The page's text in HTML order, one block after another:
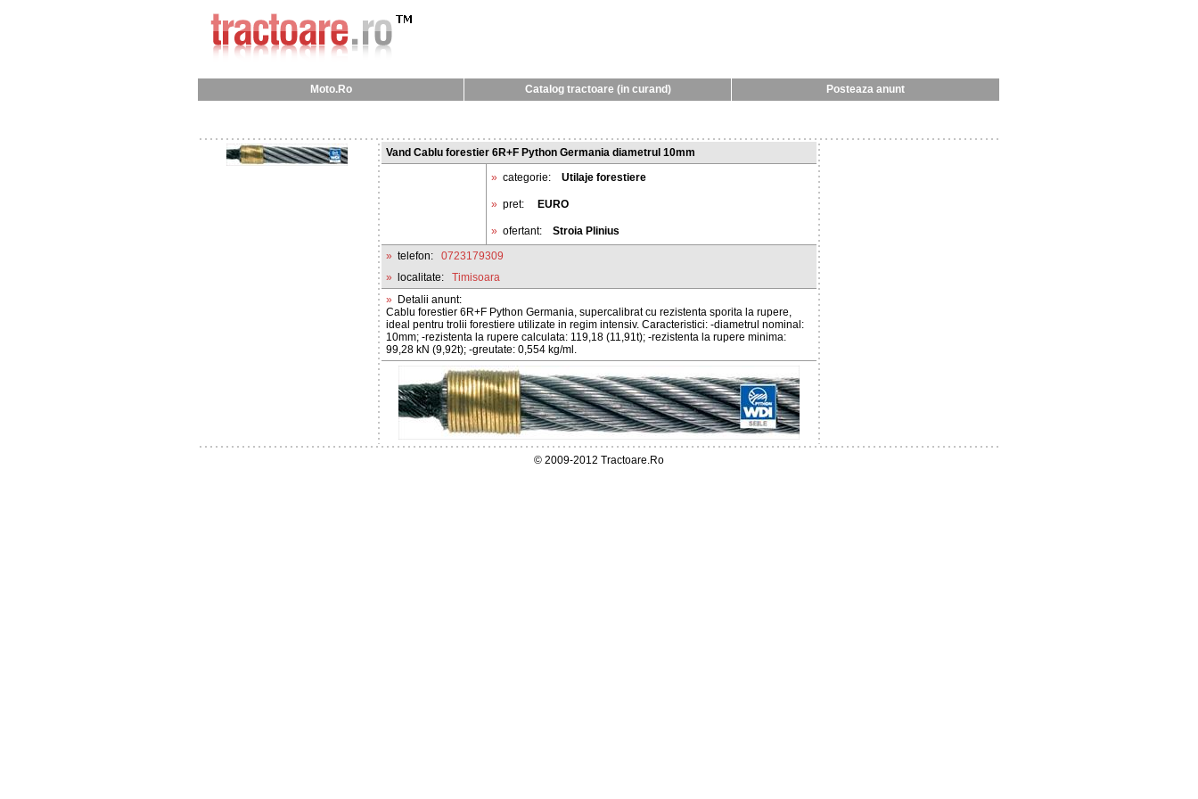
Moto.Ro Catalog tractoare (in curand) Posteaza anunt
Vand Cablu forestier 6R+F Python Germania diametrul 10mm
» categorie: Utilaje forestiere
» pret: EURO
» ofertant:
Stroia Plinius
» telefon:
0723179309
»
localitate:
Timisoara
»
Detalii anunt:
Cablu forestier 6R+F Python Germania, supercalibrat cu rezistenta sporita la rupere,
ideal pentru trolii forestiere utilizate in regim intensiv. Caracteristici: -diametrul nominal:
10mm; -rezistenta la rupere calculata: 119,18 (11,91t); -rezistenta la rupere minima:
99,28 kN (9,92t); -greutate: 0,554 kg/ml.
© 2009-2012 Tractoare.Ro